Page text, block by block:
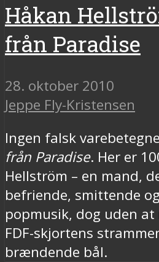
Håkan
från Paradise
28. oktober 2010
Jeppe Fly-Kristensen
Ingen falsk
från Paradise. Her er
Hellström – en mand,
befriende, smittende
popmusik, dog uden
FDF-skjortens
brændende bål.